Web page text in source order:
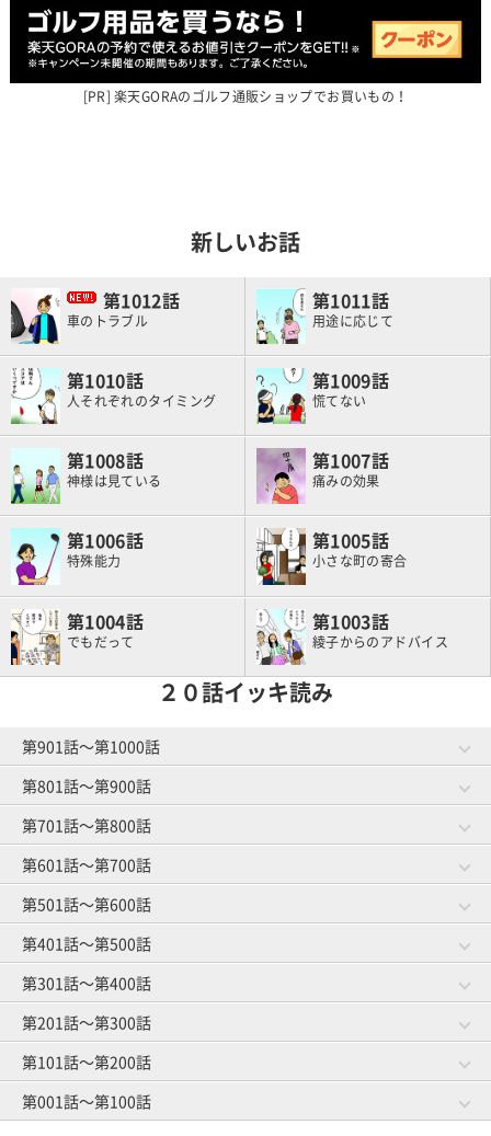
楽天GORAのゴルフ通販ショップでお買いもの！
新しいお話
1012
車のトラブル
1011
用途に応じて
1010
人それぞれのタイミング
1009
慌てない
1008
神様は見ている
1007
痛みの効果
1006
特殊能力
1005
小さな町の寄合
1004
でもだって
1003
綾子からのアドバイス
２０話イッキ読み
第901話～第1000話
第981話～第1000話
作戦成功？ 将来の予防
グループレッスン
第901話～第920話
体のことを考える
第801話～第900話
第881話～第900話
ゴルファーと焼肉 お菓子事情
教えられ魔
第801話～第820話
隣の芝は高級芝
第701話～第800話
第781話～第800話
ゴルフ友達とランチ スイングと服選び
練習にもマナー
第701話～第720話
初めての手引きゴルフ
第601話～第700話
第681話～第700話
ゴルファーのうたた寝 練習場の事情
スマートカジュアル
第601話～第620話
オヤジとショウタイム
第501話～第600話
第581話～第600話
打ち下ろしの距離計算 上がり３ホール
差し入れの行方
第501話～第520話
キャディマスター
第401話～第500話
第481話～第500話
トイレピンチ キャディさんの裏話
元旦ゴルフ
第401話～第420話
第301話～第400話
第381話～第400話
前日の調整 ゴルフ場の生き物
若さにジェラシー
第201話～第300話
第281話～第300話
初めてのマッチプレー ゴルフ場の怪談
第101話～第200話
第181話～第200話
憧れの歩きラウンド クローズ明け
第001話～第100話